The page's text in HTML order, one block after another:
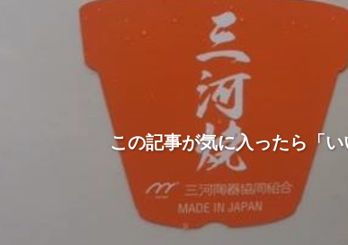
この記事が気に入ったら「い